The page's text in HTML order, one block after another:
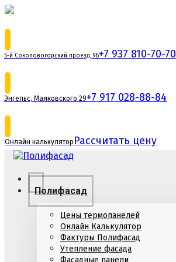
5-й Соколовогорский проезд, 9Б+7 937 810-70-70
Энгельс, Маяковского 29+7 917 028-88-84
Онлайн калькулятор Рассчитать цену
Полифасад
Цены термопанелей
Онлайн Калькулятор
Фактуры Полифасад
Утепление фасада
Фасадные панели